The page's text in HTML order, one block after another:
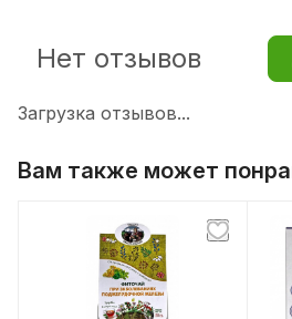
Загрузка отзывов...
Нет отзывов
Вам также может